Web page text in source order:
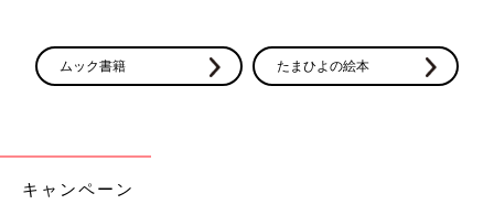
ムック書籍 たまひよの絵本
キャンペーン